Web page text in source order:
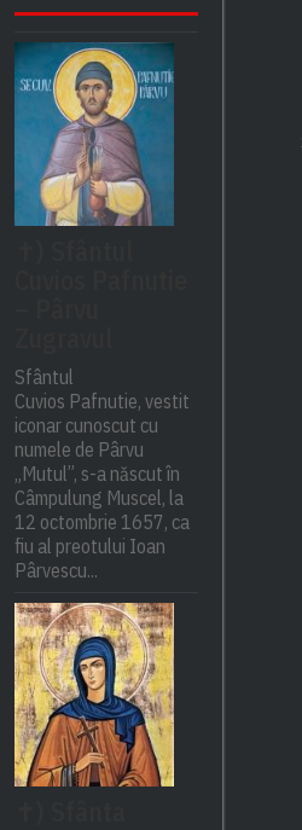
Sfântul
Cuvios Pafnutie, vestit
iconar cunoscut cu
numele de Pârvu
„Mutul”, s-a născut în
Câmpulung Muscel, la
12 octombrie 1657, ca
fiu al preotului Ioan
Pârvescu...